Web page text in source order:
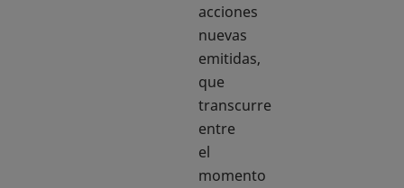
acciones
nuevas
emitidas,
que
transcurre
entre
el
momento